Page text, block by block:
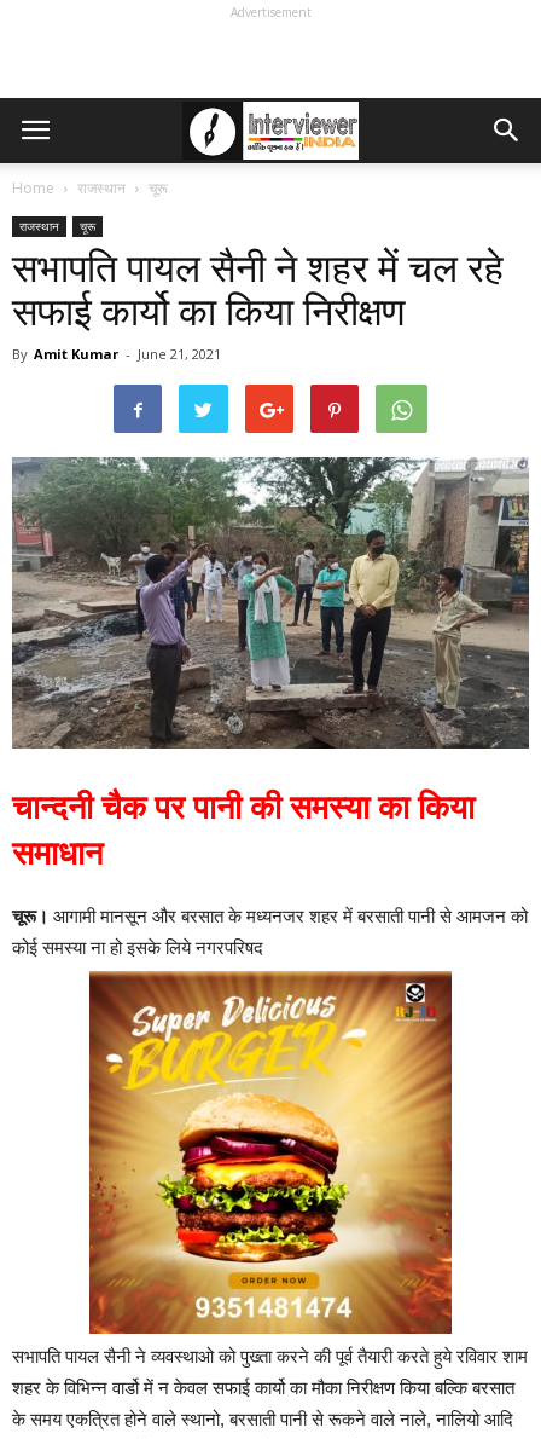
Advertisement
Home राजस्थान चूरू
राजस्थान चूरू
सभापति पायल सैनी ने शहर में चल रहे
सफाई कार्यो का किया निरीक्षण
By Amit Kumar - June 21, 2021
चान्दनी चैक पर पानी की समस्या का किया
समाधान
चूरू। आगामी मानसून और बरसात के मध्यनजर शहर में बरसाती पानी से आमजन को
कोई समस्या ना हो इसके लिये नगरपरिषद
सभापति पायल सैनी ने व्यवस्थाओ को पुख्ता करने की पूर्व तैयारी करते हुये रविवार शाम
शहर के विभिन्न वार्डो में न केवल सफाई कार्यो का मौका निरीक्षण किया बल्कि बरसात
के समय एकत्रित होने वाले स्थानो, बरसाती पानी से रूकने वाले नाले, नालियो आदि